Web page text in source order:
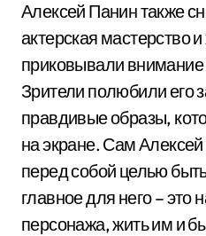
Алексей Панин также
актерская мастерство
приковывали внимание
Зрители полюбили его
правдивые образы,
на экране. Сам
перед собой целью
главное для него – это
персонажа, жить им и